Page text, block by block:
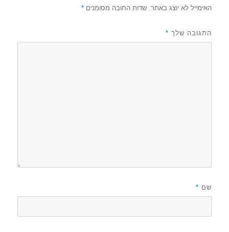
האימייל לא יוצג באתר. שדות החובה מסומנים*
התגובה שלך *
שם *